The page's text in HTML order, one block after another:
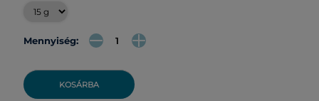
Mennyiség:
KOSÁRBA